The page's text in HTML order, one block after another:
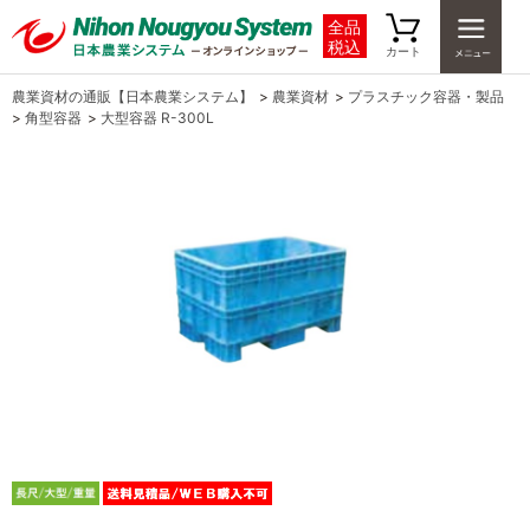
全品
税込
カート
農業資材の通販【日本農業システム】 > 農業資材 > プラスチック容器・製品
> 角型容器 > 大型容器 R-300L